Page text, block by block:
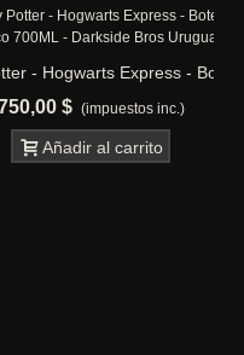
- Botella
inc.)
Lord of the